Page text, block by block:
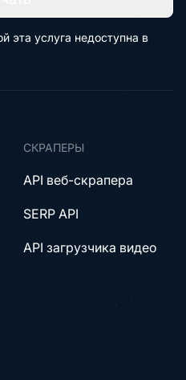
эта услуга недоступна в
СКРАПЕРЫ
API веб-скрапера
SERP API
API загрузчика видео